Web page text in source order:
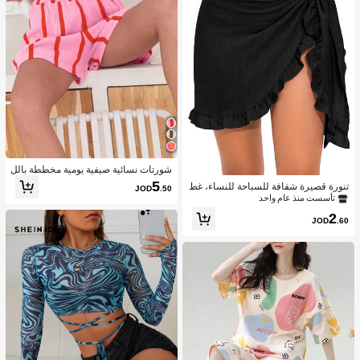
تنورة قصيرة شفافة للسباحة للنساء، غط
اء للبكيني مع كشكشة في الحافة، غطاء
تأسست منذ عام واحد
JOD2.60
شورتات نسائية صيفية يومية مخططة بالل
ون الوردي
JOD5.50